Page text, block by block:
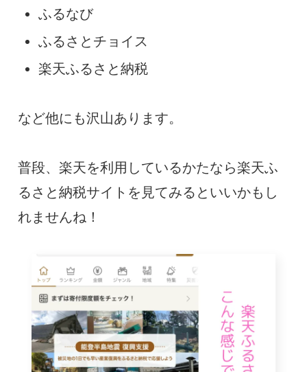
ふるなび
ふるさとチョイス
楽天ふるさと納税
など他にも沢山あります。
普段、楽天を利用しているかたなら楽天ふ
るさと納税サイトを見てみるといいかもし
れませんね！